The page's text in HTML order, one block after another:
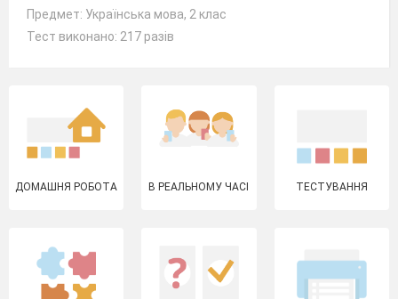
Предмет: Українська мова, 2 клас
Тест виконано: 217 разів
ДОМАШНЯ РОБОТА В РЕАЛЬНОМУ ЧАСІ ТЕСТУВАННЯ